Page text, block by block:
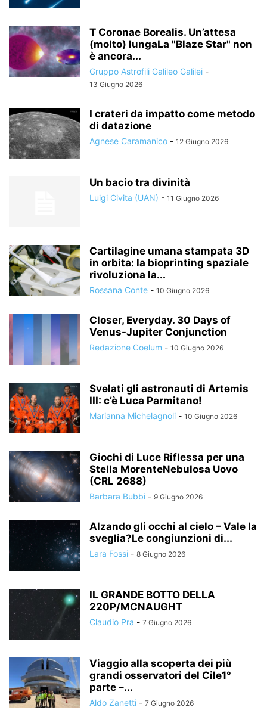
T Coronae Borealis. Un’attesa
(molto) lungaLa "Blaze Star" non
è ancora...
Gruppo Astrofili Galileo Galilei -
13 Giugno 2026
I crateri da impatto come metodo
di datazione
Agnese Caramanico - 12 Giugno 2026
Un bacio tra divinità
Luigi Civita (UAN) - 11 Giugno 2026
Cartilagine umana stampata 3D
in orbita: la bioprinting spaziale
rivoluziona la...
Rossana Conte - 10 Giugno 2026
Closer, Everyday. 30 Days of
Venus-Jupiter Conjunction
Redazione Coelum - 10 Giugno 2026
Svelati gli astronauti di Artemis
III: c’è Luca Parmitano!
Marianna Michelagnoli - 10 Giugno 2026
Giochi di Luce Riflessa per una
Stella MorenteNebulosa Uovo
(CRL 2688)
Barbara Bubbi - 9 Giugno 2026
Alzando gli occhi al cielo – Vale la
sveglia?Le congiunzioni di...
Lara Fossi - 8 Giugno 2026
IL GRANDE BOTTO DELLA
220P/MCNAUGHT
Claudio Pra - 7 Giugno 2026
Viaggio alla scoperta dei più
grandi osservatori del Cile1°
parte –...
Aldo Zanetti - 7 Giugno 2026